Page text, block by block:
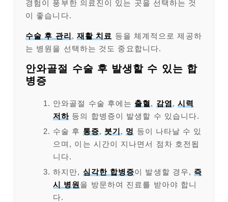
경험이 풍부한 의료진이 있는 곳을 선택하는 것
이 좋습니다.
수술 후 관리 , 재활 치료 등을 체계적으로 제공하
는 병원을 선택하는 것도 중요합니다.
안와골절 수술 후 발생할 수 있는 합
병증
안와골절 수술 후에는 출혈, 감염 ,시력
저하 등의 합병증이 발생할 수 있습니다.
수술 후 통증, 붓기 , 멍 등이 나타날 수 있
으며, 이는 시간이 지나면서 점차 호전됩
니다.
하지만, 심각한 합병증이 발생할 경우, 즉
시 병원 을 방문하여 진료를 받아야 합니
다.